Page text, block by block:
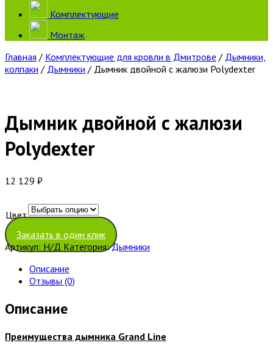
Комплектующие
Монтаж
Главная / Комплектующие для кровли в Дмитрове / Дымники,
колпаки / Дымники / Дымник двойной с жалюзи Polydexter
Дымник двойной с жалюзи
Polydexter
12 129 ₽
Цвет
Очистить
Заказать в один клик
Артикул: Н/Д Категория:Дымники
Описание
Отзывы (0)
Описание
Преимущества дымника Grand Line